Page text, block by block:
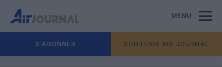
MENU
S'ABONNER SOUTENIR AIR JOURNAL